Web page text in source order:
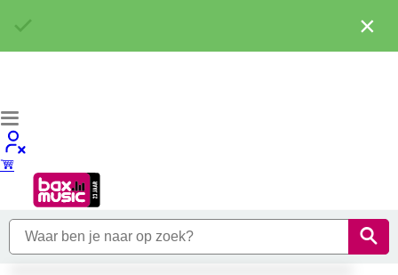
×